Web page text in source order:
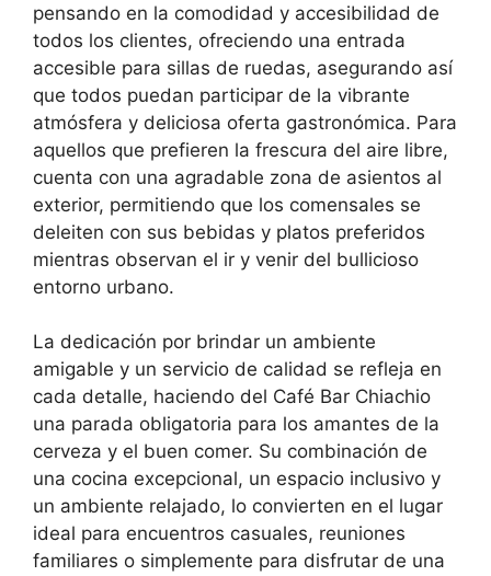
pensando en la comodidad y accesibilidad de
todos los clientes, ofreciendo una entrada
accesible para sillas de ruedas, asegurando así
que todos puedan participar de la vibrante
atmósfera y deliciosa oferta gastronómica. Para
aquellos que prefieren la frescura del aire libre,
cuenta con una agradable zona de asientos al
exterior, permitiendo que los comensales se
deleiten con sus bebidas y platos preferidos
mientras observan el ir y venir del bullicioso
entorno urbano.
La dedicación por brindar un ambiente
amigable y un servicio de calidad se refleja en
cada detalle, haciendo del Café Bar Chiachio
una parada obligatoria para los amantes de la
cerveza y el buen comer. Su combinación de
una cocina excepcional, un espacio inclusivo y
un ambiente relajado, lo convierten en el lugar
ideal para encuentros casuales, reuniones
familiares o simplemente para disfrutar de una